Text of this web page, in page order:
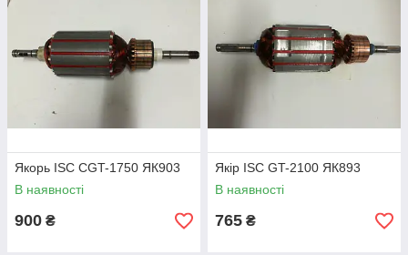
Якорь ISC CGT-1750 ЯК903
В наявності
900 ₴
Якір ISC GT-2100 ЯК893
В наявності
765 ₴